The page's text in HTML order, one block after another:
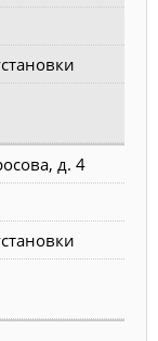
д. 4